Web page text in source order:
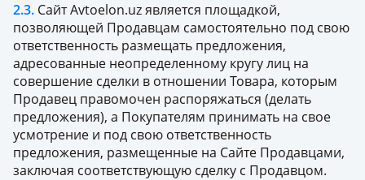
2.3. Сайт Avtoelon.uz является площадкой,
позволяющей Продавцам самостоятельно под свою
ответственность размещать предложения,
адресованные неопределенному кругу лиц на
совершение сделки в отношении Товара, которым
Продавец правомочен распоряжаться (делать
предложения), а Покупателям принимать на свое
усмотрение и под свою ответственность
предложения, размещенные на Сайте Продавцами,
заключая соответствующую сделку с Продавцом.